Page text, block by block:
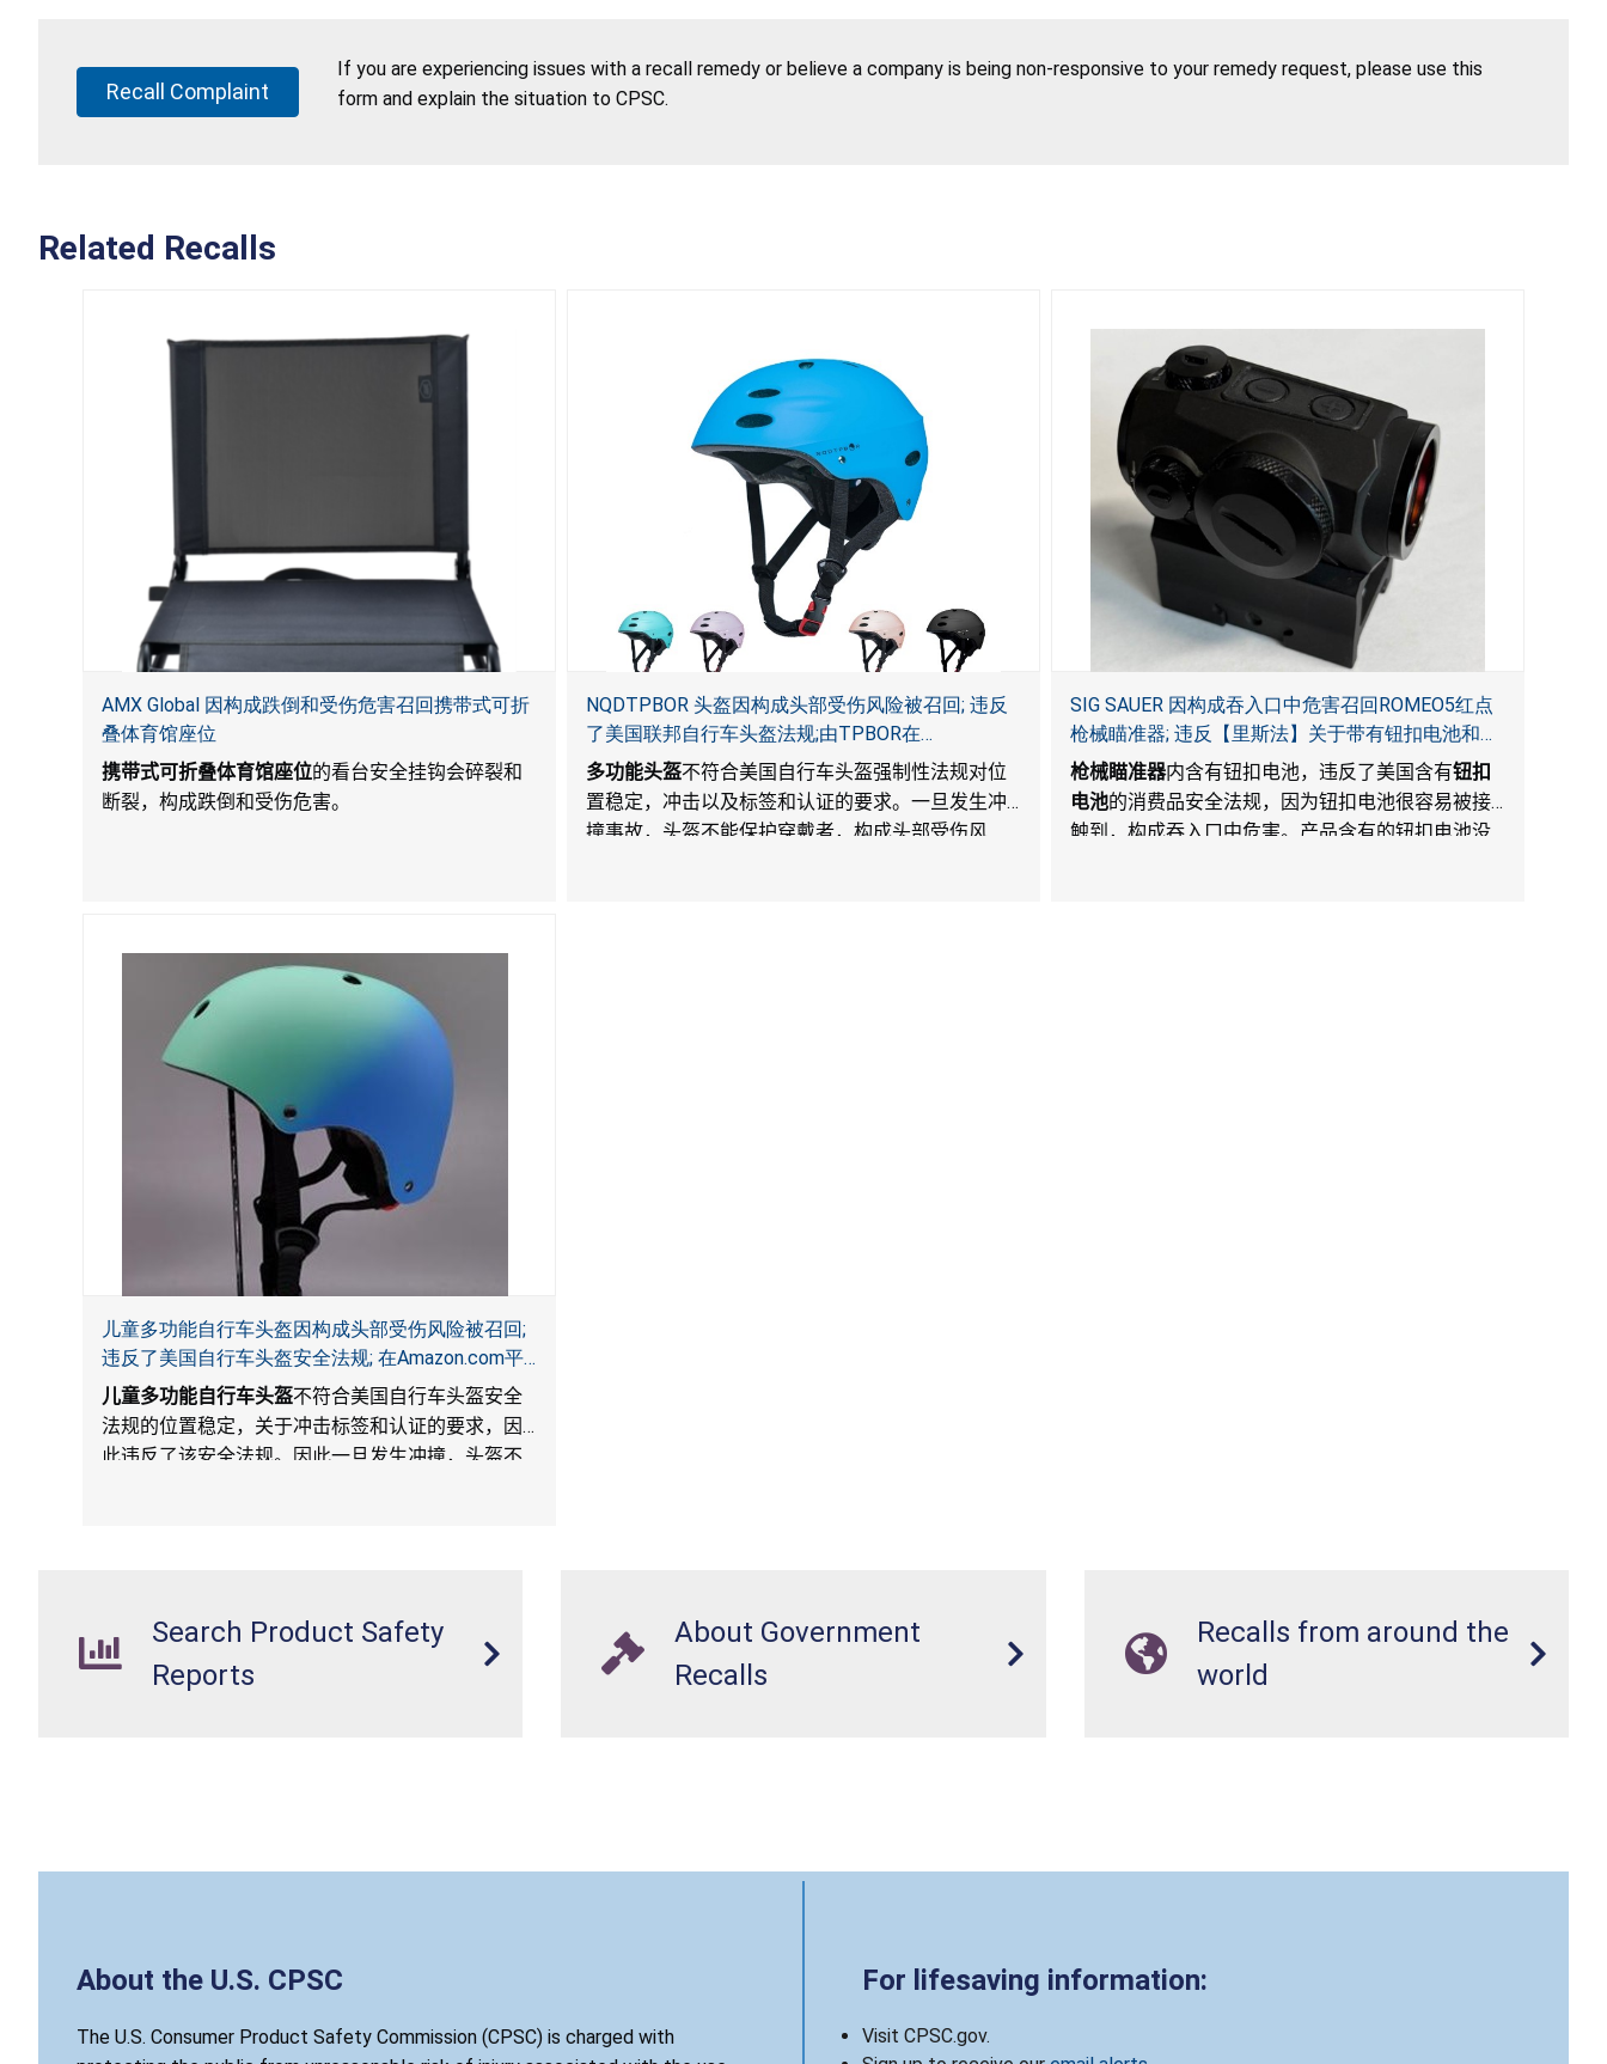
Recall Complaint
If you are experiencing issues with a recall remedy or believe a company is being non-responsive to your remedy request, please use this
form and explain the situation to CPSC.
Related Recalls
AMX Global 因构成跌倒和受伤危害召回携带式可折
叠体育馆座位
携带式可折叠体育馆座位的看台安全挂钩会碎裂和
断裂，构成跌倒和受伤危害。
NQDTPBOR 头盔因构成头部受伤风险被召回; 违反
了美国联邦自行车头盔法规;由TPBOR在
Amazon.com独家销售
多功能头盔不符合美国自行车头盔强制性法规对位
置稳定，冲击以及标签和认证的要求。一旦发生冲
撞事故，头盔不能保护穿戴者，构成头部受伤风
SIG SAUER 因构成吞入口中危害召回ROMEO5红点
枪械瞄准器; 违反【里斯法】关于带有钮扣电池和防
止儿童开启带有钮扣电池包装的消费品联邦安全法
规
枪械瞄准器内含有钮扣电池，违反了美国含有钮扣
电池的消费品安全法规，因为钮扣电池很容易被接
触到，构成吞入口中危害。产品含有的钮扣电池没
儿童多功能自行车头盔因构成头部受伤风险被召回;
违反了美国自行车头盔安全法规; 在Amazon.com平
台独家销售; 由Wemfg进口
儿童多功能自行车头盔不符合美国自行车头盔安全
法规的位置稳定，关于冲击标签和认证的要求，因
此违反了该安全法规。因此一旦发生冲撞，头盔不
Search Product Safety
Reports
About Government
Recalls
Recalls from around the
world
About the U.S. CPSC
The U.S. Consumer Product Safety Commission (CPSC) is charged with
For lifesaving information:
Visit CPSC.gov.